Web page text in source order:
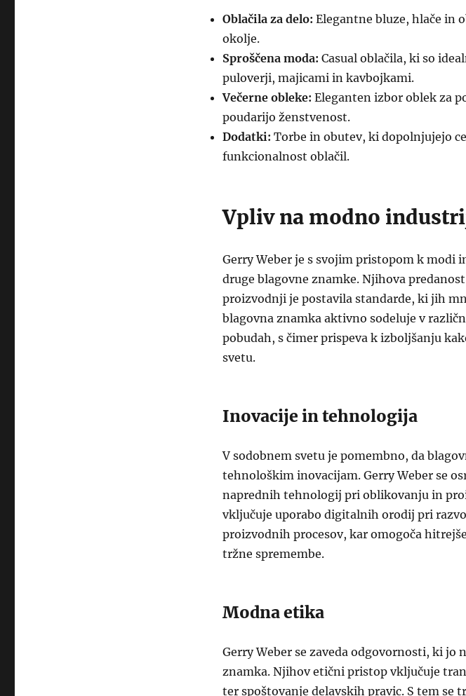
Oblačila za delo: Elegantne bluze, hlače in
okolje.
Sproščena moda: Casual oblačila, ki so
puloverji, majicami in kavbojkami.
Večerne obleke: Eleganten izbor oblek za
poudarijo ženstvenost.
Dodatki: Torbe in obutev, ki dopolnjujejo
funkcionalnost oblačil.
Vpliv na modno
Gerry Weber je s svojim pristopom k modi
druge blagovne znamke. Njihova
proizvodnji je postavila standarde, ki jih
blagovna znamka aktivno sodeluje v
pobudah, s čimer prispeva k izboljšanju
svetu.
Inovacije in tehnologija
V sodobnem svetu je pomembno, da
tehnološkim inovacijam. Gerry Weber se
naprednih tehnologij pri oblikovanju in
vključuje uporabo digitalnih orodij pri
proizvodnih procesov, kar omogoča
tržne spremembe.
Modna etika
Gerry Weber se zaveda odgovornosti, ki jo
znamka. Njihov etični pristop vključuje
ter spoštovanje delavskih pravic. S tem